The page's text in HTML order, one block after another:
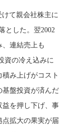
て親会社株主に
とした。翌2002
連結売上も
資の冷え込みに
み上げがコスト
基盤投資が済んだ
益を押し下げ、事
拡大の果実が届